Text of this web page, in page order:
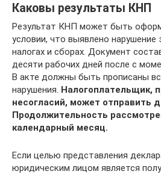
Каковы результаты КНП
Результат КНП может быть
условии, что выявлено нарушение
налогах и сборах. Документ
десяти рабочих дней после с
В акте должны быть прописаны
нарушения. Налогоплательщик,
несогласий, может отправить
Продолжительность
календарный месяц.
Если целью представления
юридическим лицом является